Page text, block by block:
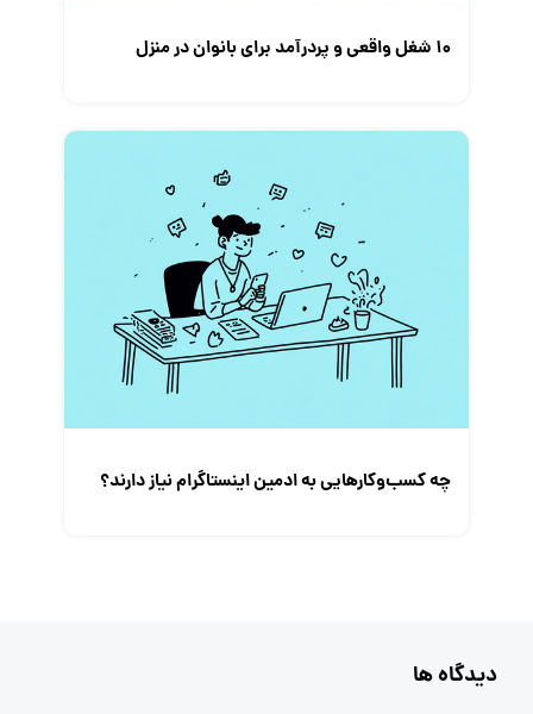
۱۰ شغل واقعی و پردرآمد برای بانوان در منزل
چه کسب‌و‌کارهایی به ادمین اینستاگرام نیاز دارند؟
دیدگاه ها